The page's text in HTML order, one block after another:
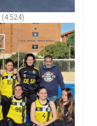
(4.524)